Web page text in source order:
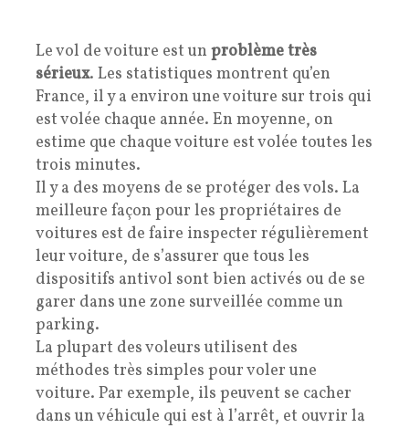
Le vol de voiture est un problème très
sérieux. Les statistiques montrent qu’en
France, il y a environ une voiture sur trois qui
est volée chaque année. En moyenne, on
estime que chaque voiture est volée toutes les
trois minutes.
Il y a des moyens de se protéger des vols. La
meilleure façon pour les propriétaires de
voitures est de faire inspecter régulièrement
leur voiture, de s’assurer que tous les
dispositifs antivol sont bien activés ou de se
garer dans une zone surveillée comme un
parking.
La plupart des voleurs utilisent des
méthodes très simples pour voler une
voiture. Par exemple, ils peuvent se cacher
dans un véhicule qui est à l’arrêt, et ouvrir la